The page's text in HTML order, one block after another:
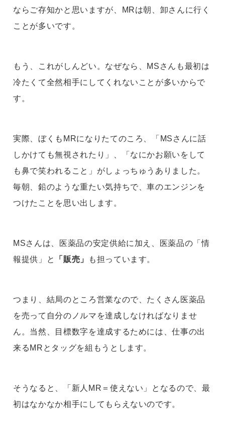
ならご存知かと思いますが、MRは朝、卸さんに行く
ことが多いです。
もう、これがしんどい。なぜなら、MSさんも最初は
冷たくて全然相手にしてくれないことが多いからで
す。
実際、ぼくもMRになりたてのころ、「MSさんに話
しかけても無視されたり」、「なにかお願いをして
も鼻で笑われること」がしょっちゅうありました。
毎朝、鉛のような重たい気持ちで、車のエンジンを
つけたことを思い出します。
MSさんは、医薬品の安定供給に加え、医薬品の「情
報提供」と
「販売」 も担っています。
つまり、結局のところ営業なので、たくさん医薬品
を売って自分のノルマを達成しなければなりませ
ん。当然、目標数字を達成するためには、仕事の出
来るMRとタッグを組もうとします。
そうなると、「新人MR＝使えない」となるので、最
初はなかなか相手にしてもらえないのです。